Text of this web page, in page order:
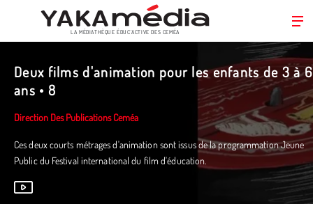
principal
LA MÉDIATHÈQUE ÉDUC’ACTIVE DES CEMÉA
Deux films d'animation pour les enfants de 3 à 6
ans • 8
Direction Des Publications Ceméa
Ces deux courts métrages d'animation sont issus de la programmation Jeune
Public du Festival international du film d'éducation.